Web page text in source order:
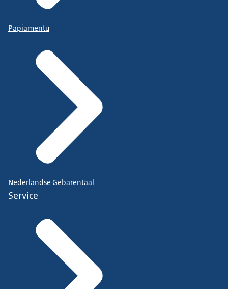
Papiamentu
Nederlandse Gebarentaal
Service